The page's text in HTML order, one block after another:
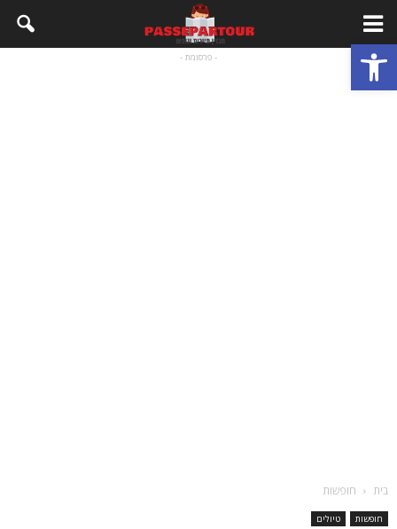
פתח סרגל נגישות - פרסומת -
בית חופשות
חופשות טיולים